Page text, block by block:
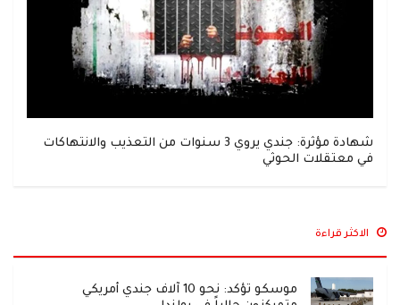
شهادة مؤثرة: جندي يروي 3 سنوات من التعذيب والانتهاكات
في معتقلات الحوثي
الاكثر قراءة
موسكو تؤكد: نحو 10 آلاف جندي أمريكي